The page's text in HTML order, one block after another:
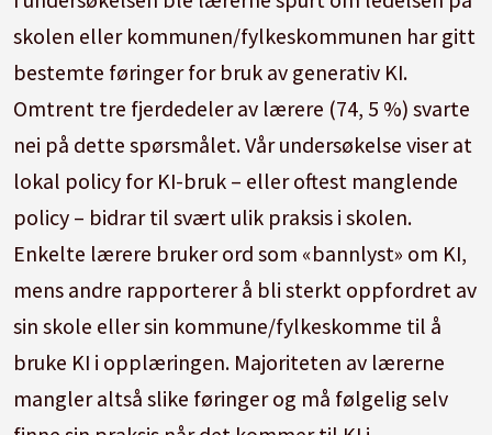
skolen eller kommunen/fylkeskommunen har gitt
bestemte føringer for bruk av generativ KI.
Omtrent tre fjerdedeler av lærere (74, 5 %) svarte
nei på dette spørsmålet. Vår undersøkelse viser at
lokal policy for KI-bruk – eller oftest manglende
policy – bidrar til svært ulik praksis i skolen.
Enkelte lærere bruker ord som «bannlyst» om KI,
mens andre rapporterer å bli sterkt oppfordret av
sin skole eller sin kommune/fylkeskomme til å
bruke KI i opplæringen. Majoriteten av lærerne
mangler altså slike føringer og må følgelig selv